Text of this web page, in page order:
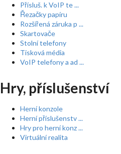
Přísluš. k VoIP te ...
Řezačky papíru
Rozšířená záruka p ...
Skartovače
Stolní telefony
Tisková média
VoIP telefony a ad ...
Hry, příslušenství
Herní konzole
Herní příslušenstv ...
Hry pro herní konz ...
Virtuální realita